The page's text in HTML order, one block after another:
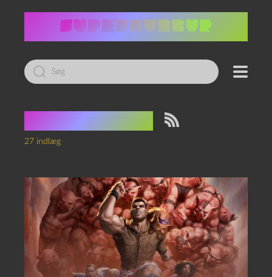
Led
efter:
rollespil
27 indlæg